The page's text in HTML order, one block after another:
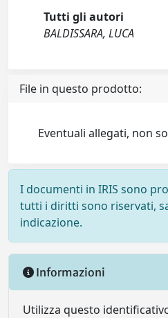
Tutti gli autori
BALDISSARA, LUCA
File in questo prodotto:
Eventuali allegati, non
I documenti in IRIS sono
tutti i diritti sono riservati,
indicazione.
Informazioni
Utilizza questo